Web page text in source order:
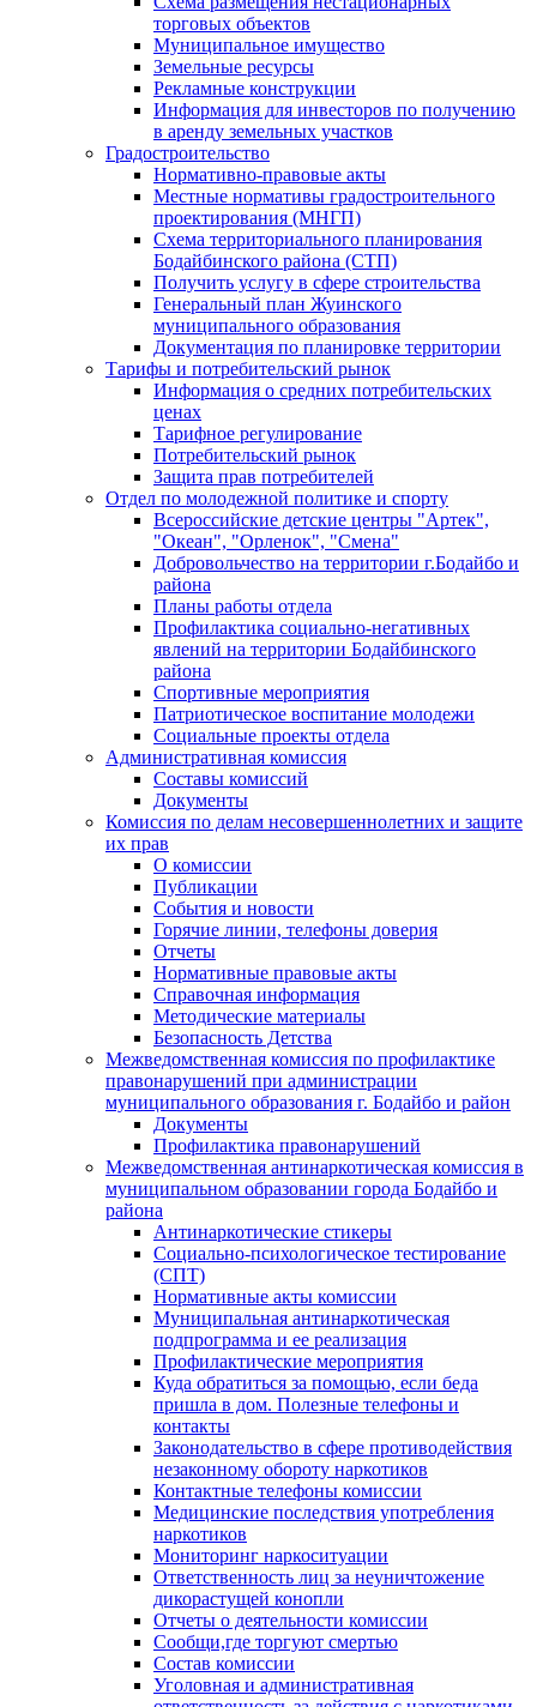
торговых объектов
Муниципальное имущество
Земельные ресурсы
Рекламные конструкции
Информация для инвесторов по получению
в аренду земельных участков
Градостроительство
Нормативно-правовые акты
Местные нормативы градостроительного
проектирования (МНГП)
Схема территориального планирования
Бодайбинского района (СТП)
Получить услугу в сфере строительства
Генеральный план Жуинского
муниципального образования
Документация по планировке территории
Тарифы и потребительский рынок
Информация о средних потребительских
ценах
Тарифное регулирование
Потребительский рынок
Защита прав потребителей
Отдел по молодежной политике и спорту
Всероссийские детские центры "Артек",
"Океан", "Орленок", "Смена"
Добровольчество на территории г.Бодайбо и
района
Планы работы отдела
Профилактика социально-негативных
явлений на территории Бодайбинского
района
Спортивные мероприятия
Патриотическое воспитание молодежи
Социальные проекты отдела
Административная комиссия
Составы комиссий
Документы
Комиссия по делам несовершеннолетних и защите
их прав
О комиссии
Публикации
События и новости
Горячие линии, телефоны доверия
Отчеты
Нормативные правовые акты
Справочная информация
Методические материалы
Безопасность Детства
Межведомственная комиссия по профилактике
правонарушений при администрации
муниципального образования г. Бодайбо и район
Документы
Профилактика правонарушений
Межведомственная антинаркотическая комиссия в
муниципальном образовании города Бодайбо и
района
Антинаркотические стикеры
Социально-психологическое тестирование
(СПТ)
Нормативные акты комиссии
Муниципальная антинаркотическая
подпрограмма и ее реализация
Профилактические мероприятия
Куда обратиться за помощью, если беда
пришла в дом. Полезные телефоны и
контакты
Законодательство в сфере противодействия
незаконному обороту наркотиков
Контактные телефоны комиссии
Медицинские последствия употребления
наркотиков
Мониторинг наркоситуации
Ответственность лиц за неуничтожение
дикорастущей конопли
Отчеты о деятельности комиссии
Сообщи,где торгуют смертью
Состав комиссии
Уголовная и административная